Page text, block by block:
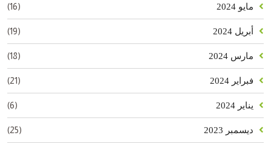
مايو 2024 (16)
أبريل 2024 (19)
مارس 2024 (18)
فبراير 2024 (21)
يناير 2024 (6)
ديسمبر 2023 (25)